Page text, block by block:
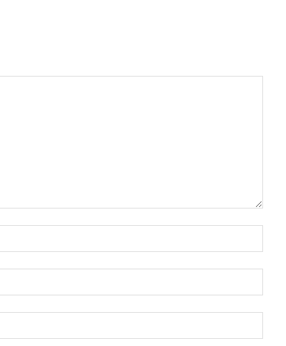
mail:*